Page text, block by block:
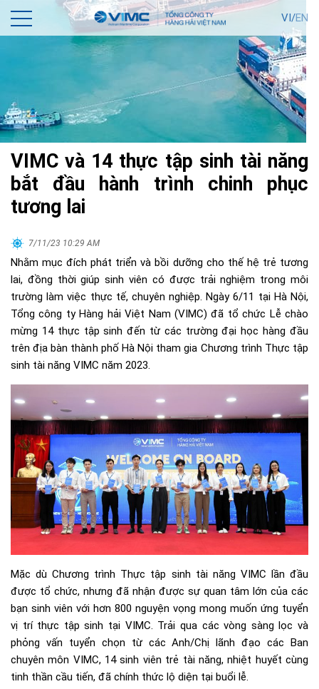
VI/EN
VIMC và 14 thực tập sinh tài năng
bắt đầu hành trình chinh phục
tương lai
7/11/23 10:29 AM
Nhằm mục đích phát triển và bồi dưỡng cho thế hệ trẻ tương
lai, đồng thời giúp sinh viên có được trải nghiệm trong môi
trường làm việc thực tế, chuyên nghiệp. Ngày 6/11 tại Hà Nội,
Tổng công ty Hàng hải Việt Nam (VIMC) đã tổ chức Lễ chào
mừng 14 thực tập sinh đến từ các trường đại học hàng đầu
trên địa bàn thành phố Hà Nội tham gia Chương trình Thực tập
sinh tài năng VIMC năm 2023.
Mặc dù Chương trình Thực tập sinh tài năng VIMC lần đầu
được tổ chức, nhưng đã nhận được sự quan tâm lớn của các
bạn sinh viên với hơn 800 nguyện vọng mong muốn ứng tuyển
vị trí thực tập sinh tại VIMC. Trải qua các vòng sàng lọc và
phỏng vấn tuyển chọn từ các Anh/Chị lãnh đạo các Ban
chuyên môn VIMC, 14 sinh viên trẻ tài năng, nhiệt huyết cùng
tinh thần cầu tiến, đã chính thức lộ diện tại buổi lễ.